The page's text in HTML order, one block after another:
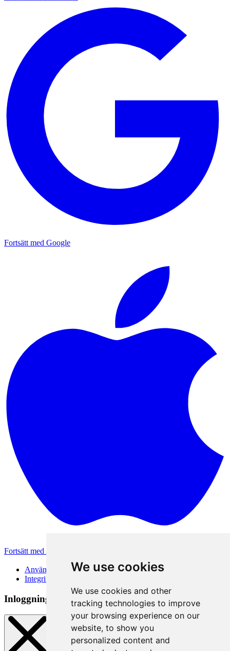
We use cookies
We use cookies and other
tracking technologies to improve
your browsing experience on our
website, to show you
personalized content and
Fortsätt med Google
Fortsätt med Apple
Användarvillkor
Integritetspolicy
Inloggningsmetod